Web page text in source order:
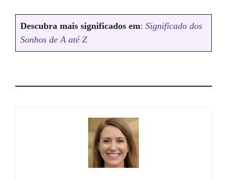
Descubra mais significados em: Significado dos
Sonhos de A até Z